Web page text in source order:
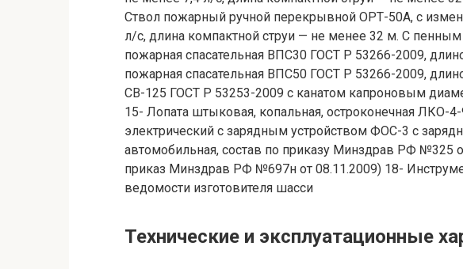
Ствол пожарный ручной перекрывной ОРТ-50А, с
л/с, длина компактной струи — не менее 32 м. С
пожарная спасательная ВПС30 ГОСТ Р 53266-2009,
пожарная спасательная ВПС50 ГОСТ Р 53266-2009,
СВ-125 ГОСТ Р 53253-2009 с канатом капроновым
15- Лопата штыковая, копальная, остроконечная ЛКО-
электрический с зарядным устройством ФОС-3 с
автомобильная, состав по приказу Минздрав РФ №325
приказ Минздрав РФ №697н от 08.11.2009) 18-
ведомости изготовителя шасси
Технические и эксплуатационные